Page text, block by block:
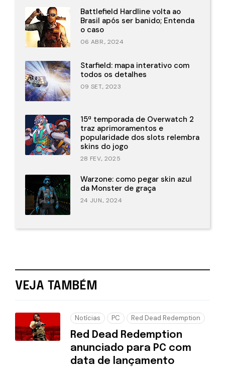
Battlefield Hardline volta ao
Brasil após ser banido; Entenda
o caso
06 ABR., 2024
Starfield: mapa interativo com
todos os detalhes
09 SET., 2023
15ª temporada de Overwatch 2
traz aprimoramentos e
popularidade dos slots relembra
skins do jogo
28 FEV., 2025
Warzone: como pegar skin azul
da Monster de graça
24 JUN., 2024
VEJA TAMBÉM
Notícias PC Red Dead Redemption
Red Dead Redemption
anunciado para PC com
data de lançamento